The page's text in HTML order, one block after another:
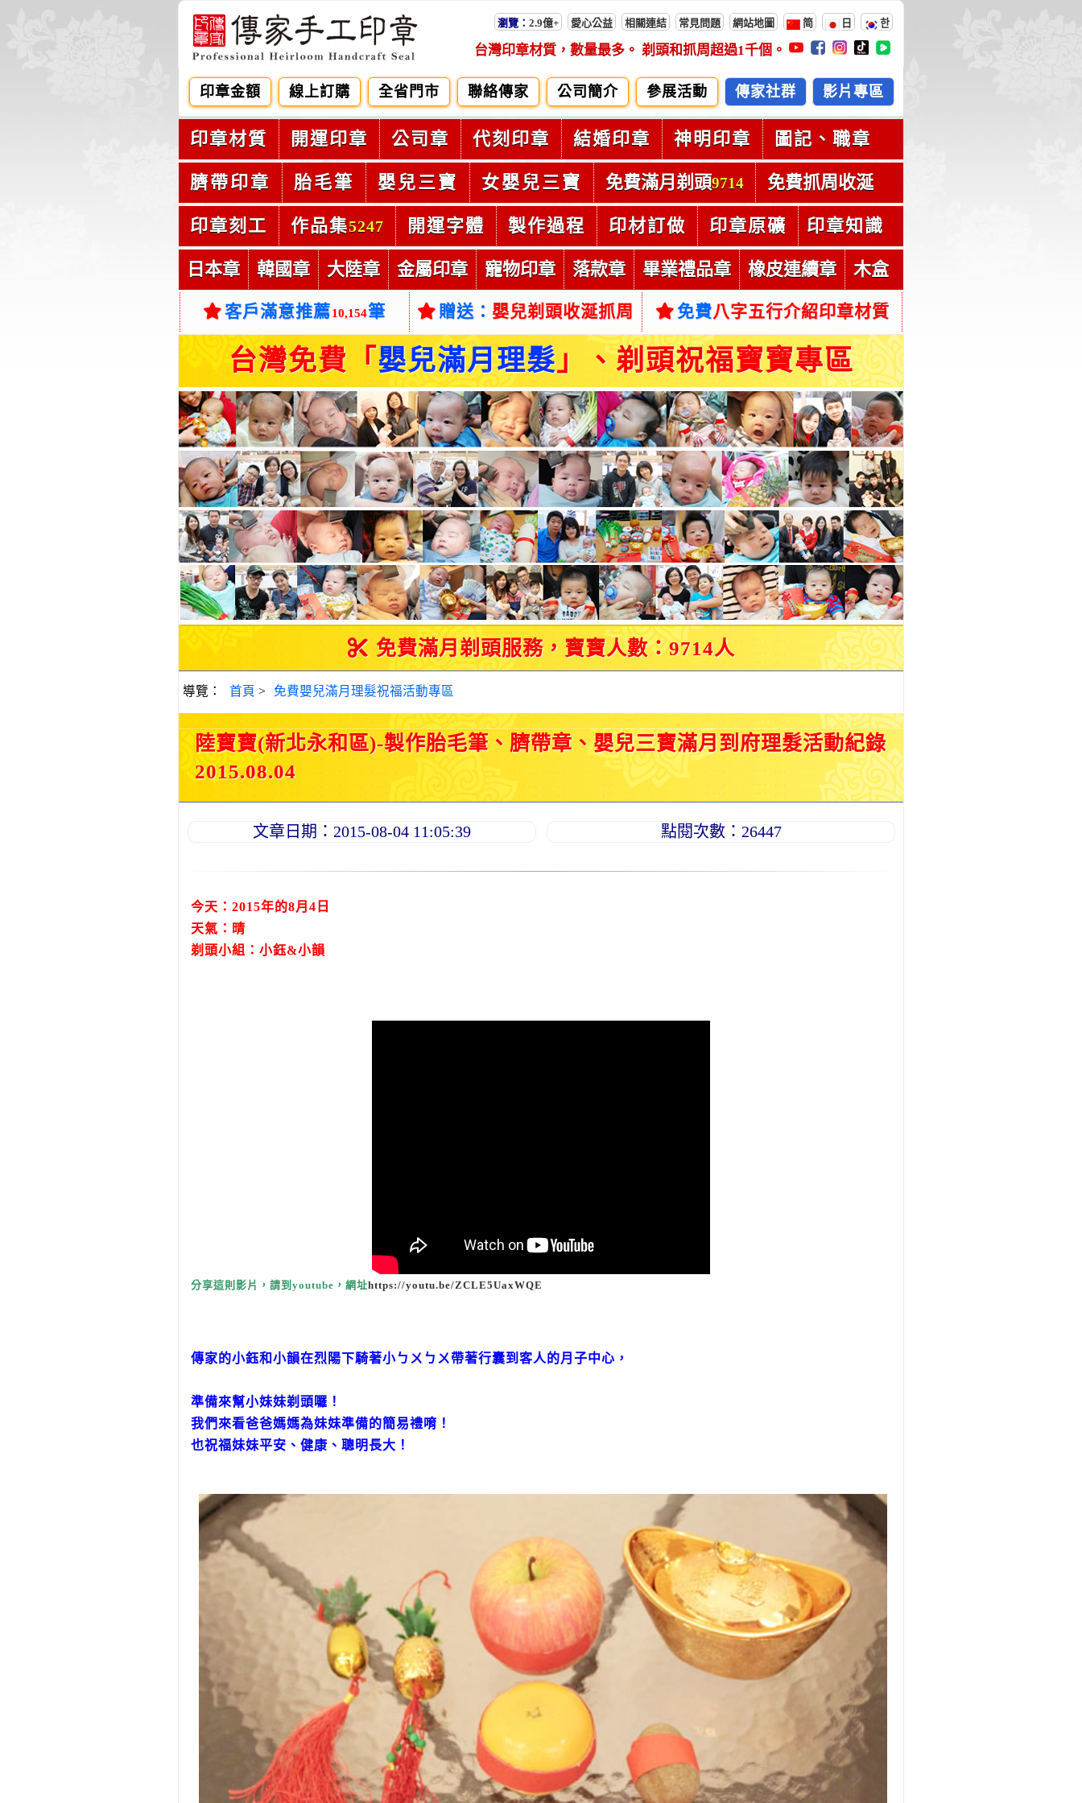
瀏覽： 2.9億+ 愛心公益 相關連結 常見問題 網站地圖 简 日 한
台灣印章材質，數量最多。 剃頭和抓周超過1千個。
印章金額 線上訂購 全省門市 聯絡傳家 公司簡介 參展活動 傳家社群 影片專區
印章材質 開運印章 公司章 代刻印章 結婚印章 神明印章 圖記、職章
臍帶印章 胎毛筆 嬰兒三寶 女嬰兒三寶 免費滿月剃頭9714 免費抓周收涎
印章刻工 作品集5247 開運字體 製作過程 印材訂做 印章原礦 印章知識
日本章 韓國章 大陸章 金屬印章 寵物印章 落款章 畢業禮品章 橡皮連續章 木盒
客戶滿意推薦10,154筆 贈送： 嬰兒剃頭收涎抓周 免費八字五行介紹印章材質
台灣免費「 嬰兒滿月理髮」、剃頭祝福寶寶專區
免費滿月剃頭服務，寶寶人數：9714人
導覽： 首頁 > 免費嬰兒滿月理髮祝福活動專區
陸寶寶(新北永和區)-製作胎毛筆、臍帶章、嬰兒三寶滿月到府理髮活動紀錄
2015.08.04
文章日期：2015-08-04 11:05:39 點閱次數：26447
今天：2015年的8月4日
天氣：晴
剃頭小組：小鈺&小韻
分享這則影片，請到youtube，網址https://youtu.be/ZCLE5UaxWQE
傳家的小鈺和小韻在烈陽下騎著小ㄅㄨㄅㄨ帶著行囊到客人的月子中心，
準備來幫小妹妹剃頭囉！
我們來看爸爸媽媽為妹妹準備的簡易禮唷！
也祝福妹妹平安、健康、聰明長大！